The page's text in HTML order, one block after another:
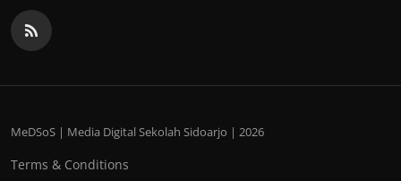
MeDSoS | Media Digital Sekolah Sidoarjo | 2026
Terms & Conditions